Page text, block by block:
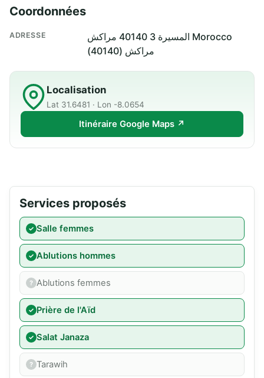
Coordonnées
ADRESSE
المسيرة 3 40140 مراكش Morocco
مراكش (40140)
Localisation
Lat 31.6481 · Lon -8.0654
Itinéraire Google Maps ↗
Services proposés
Salle femmes
Ablutions hommes
Ablutions femmes
Prière de l'Aïd
Salat Janaza
Tarawih